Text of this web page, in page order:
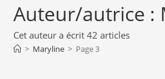
Auteur/autrice :
Cet auteur a écrit 42 articles
> Maryline > Page 3